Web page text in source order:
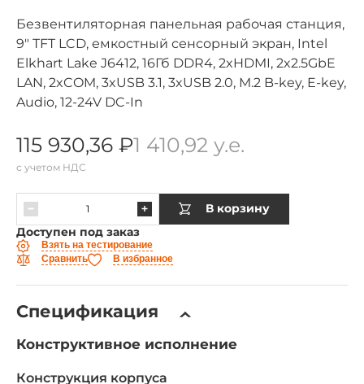
Безвентиляторная панельная рабочая станция,
9" TFT LCD, емкостный сенсорный экран, Intel
Elkhart Lake J6412, 16Гб DDR4, 2xHDMI, 2x2.5GbE
LAN, 2xCOM, 3xUSB 3.1, 3xUSB 2.0, M.2 B-key, E-key,
Audio, 12-24V DC-In
115 930,36 ₽1 410,92 у.е.
с учетом НДС
В корзину
Доступен под заказ
Взять на тестирование
Сравнить
В избранное
Спецификация
Конструктивное исполнение
Конструкция корпуса